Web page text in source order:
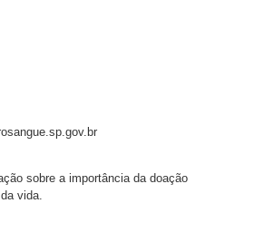
sobre a importância da doação
vida.